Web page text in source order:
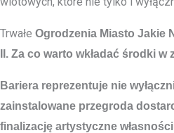
Trwałe Ogrodzenia Miasto Jakie
II. Za co warto wkładać środki
Bariera reprezentuje nie
zainstalowane przegroda
finalizację artystyczne